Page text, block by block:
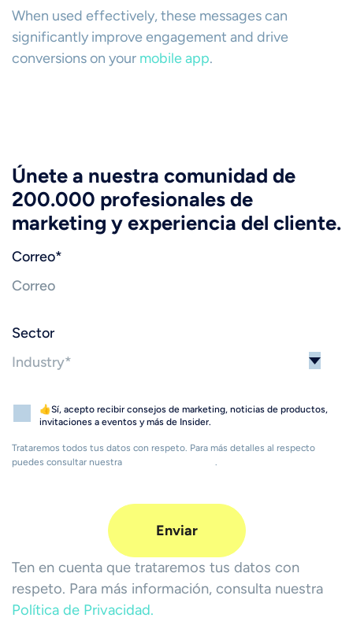
When used effectively, these messages can
significantly improve engagement and drive
conversions on your mobile app.
Únete a nuestra comunidad de
200.000 profesionales de
marketing y experiencia del cliente.
Correo*
Sector
👍Sí, acepto recibir consejos de marketing, noticias de productos,
invitaciones a eventos y más de Insider.
Trataremos todos tus datos con respeto. Para más detalles al respecto
puedes consultar nuestra
.
Ten en cuenta que trataremos tus datos con
respeto. Para más información, consulta nuestra
Política de Privacidad.